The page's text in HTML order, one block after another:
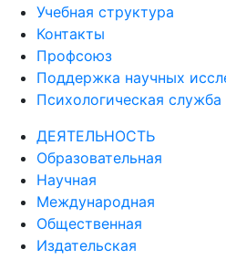
Учебная структура
Контакты
Профсоюз
Поддержка научных
Психологическая служба
ДЕЯТЕЛЬНОСТЬ
Образовательная
Научная
Международная
Общественная
Издательская